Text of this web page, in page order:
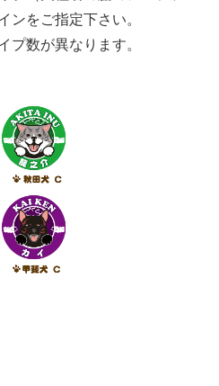
ンをご指定下さい。
数が異なります。